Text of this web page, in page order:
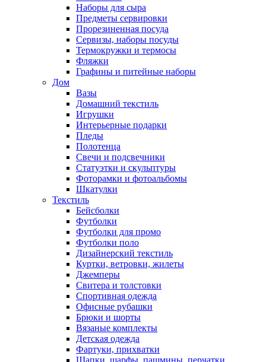
Наборы для сыра
Предметы сервировки
Прорезиненная посуда
Сервизы, наборы посуды
Термокружки и термосы
Фляжки
Графины и питейные наборы
Дом
Вазы
Домашний текстиль
Игрушки
Интерьерные подарки
Пледы
Полотенца
Свечи и подсвечники
Статуэтки и скульптуры
Фоторамки и фотоальбомы
Шкатулки
Текстиль
Бейсболки
Футболки
Футболки для промо
Футболки поло
Дизайнерский текстиль
Куртки, ветровки, жилеты
Джемперы
Свитера и толстовки
Спортивная одежда
Офисные рубашки
Брюки и шорты
Вязаные комплекты
Детская одежда
Фартуки, прихватки
Шапки, шарфы, пашмины, перчатки